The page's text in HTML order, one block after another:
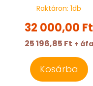
Raktáron: 1db
32 000,00 Ft
25 196,85 Ft + áfa
Kosárba